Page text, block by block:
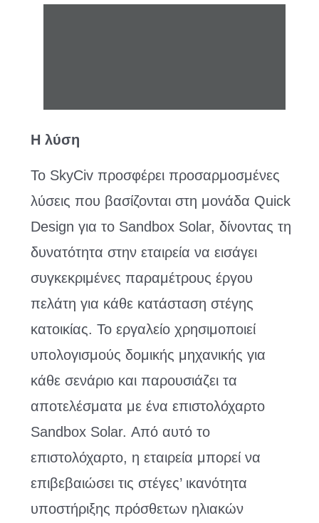
Η λύση
Το SkyCiv προσφέρει προσαρμοσμένες
λύσεις που βασίζονται στη μονάδα Quick
Design για το Sandbox Solar, δίνοντας τη
δυνατότητα στην εταιρεία να εισάγει
συγκεκριμένες παραμέτρους έργου
πελάτη για κάθε κατάσταση στέγης
κατοικίας. Το εργαλείο χρησιμοποιεί
υπολογισμούς δομικής μηχανικής για
κάθε σενάριο και παρουσιάζει τα
αποτελέσματα με ένα επιστολόχαρτο
Sandbox Solar. Από αυτό το
επιστολόχαρτο, η εταιρεία μπορεί να
επιβεβαιώσει τις στέγες’ ικανότητα
υποστήριξης πρόσθετων ηλιακών